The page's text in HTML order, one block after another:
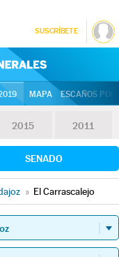
SUSCRÍBETE
MAPA ESCAÑOS
2015 2011
SENADO
» El Carrascalejo